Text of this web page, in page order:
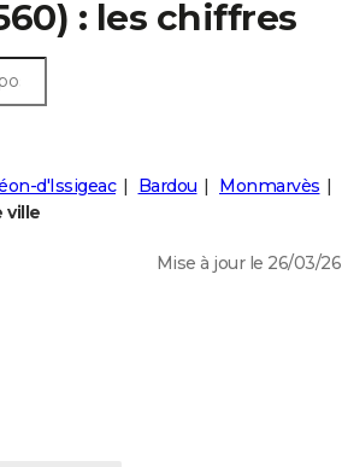
: les chiffres
d'Issigeac Bardou
Monmarvès
ville
Mise à jour le 26/03/26